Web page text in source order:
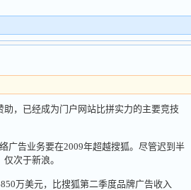
，已经成为门户网站比拼实力的主要竞技
告业务要在2009年超越搜狐。尽管迟到半
次于新浪。
万美元，比搜狐第二季度品牌广告收入